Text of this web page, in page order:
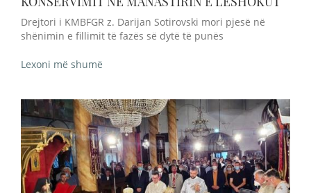
Drejtori i KMBFGR z. Darijan Sotirovski mori pjesë në
shënimin e fillimit të fazës së dytë të punës
Lexoni më shumë